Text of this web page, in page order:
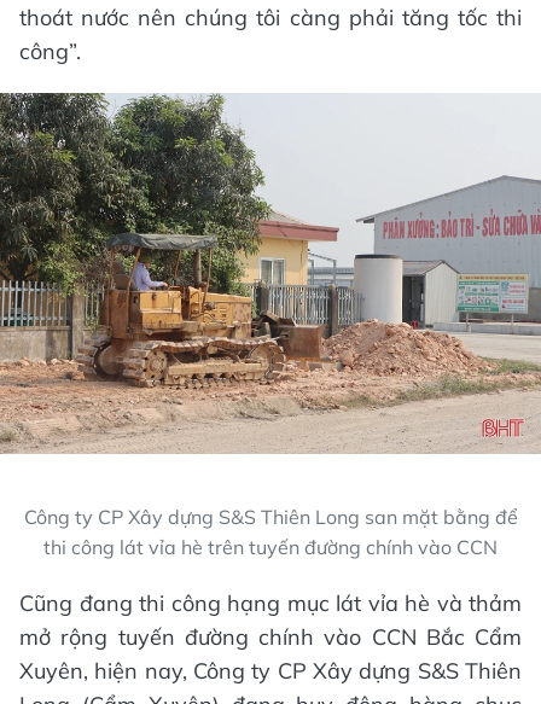
thoát nước nên chúng tôi càng phải tăng tốc thi
công”.
Công ty CP Xây dựng S&S Thiên Long san mặt bằng để
thi công lát vỉa hè trên tuyến đường chính vào CCN
Cũng đang thi công hạng mục lát vỉa hè và thảm
mở rộng tuyến đường chính vào CCN Bắc Cẩm
Xuyên, hiện nay, Công ty CP Xây dựng S&S Thiên